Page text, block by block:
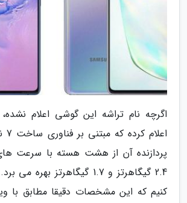
اگرچه نام تراشه این گوشی اعلام
2.4 گیگاهرتز و 1.7 گیگاهرتز
کنیم که این مشخصات دقیقا مطابق با